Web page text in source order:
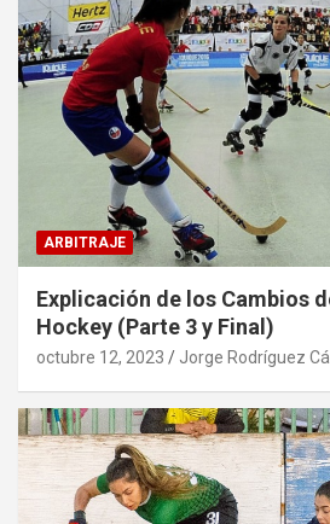
ARBITRAJE
Explicación de los Cambios
Hockey (Parte 3 y Final)
octubre 12, 2023 Jorge Rodríguez